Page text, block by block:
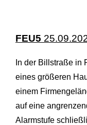
FEU5
In der Billstraße in
eines größeren
einem
auf eine
Alarmstufe